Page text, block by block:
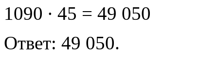
1090 ∙ 45 = 49 050
Ответ: 49 050.